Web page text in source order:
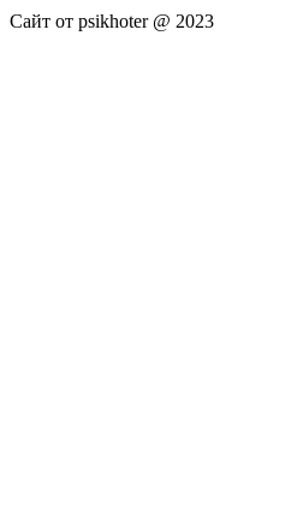
Сайт от psikhoter @ 2023